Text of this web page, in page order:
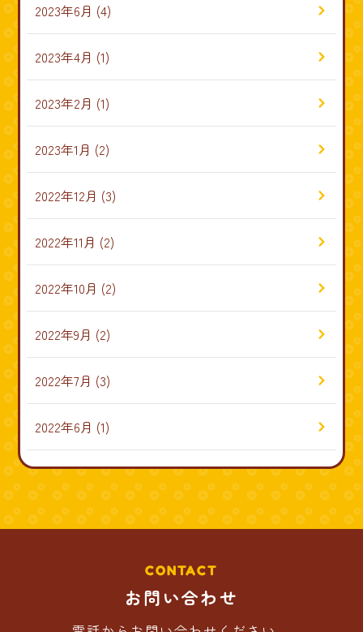
2023年6月 (4)
2023年4月 (1)
2023年2月 (1)
2023年1月 (2)
2022年12月 (3)
2022年11月 (2)
2022年10月 (2)
2022年9月 (2)
2022年7月 (3)
2022年6月 (1)
CONTACT
お問い合わせ